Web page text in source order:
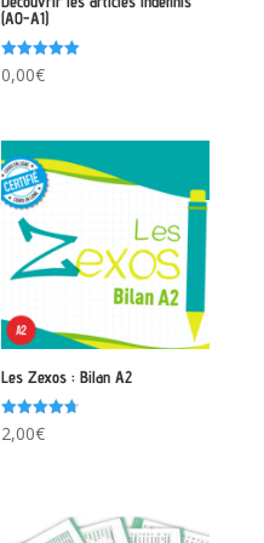
(A0-A1)
Note
5.00
0,00€
Les Zexos : Bilan A2
Note
4.67
2,00€